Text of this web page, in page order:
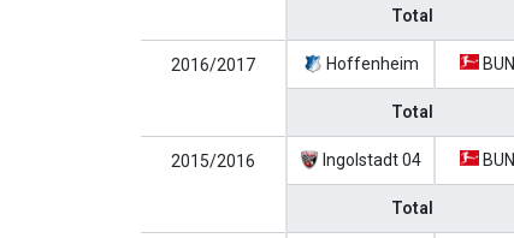
Total
2016/2017 Hoffenheim BUN
Total
2015/2016 Ingolstadt 04 BUN
Total